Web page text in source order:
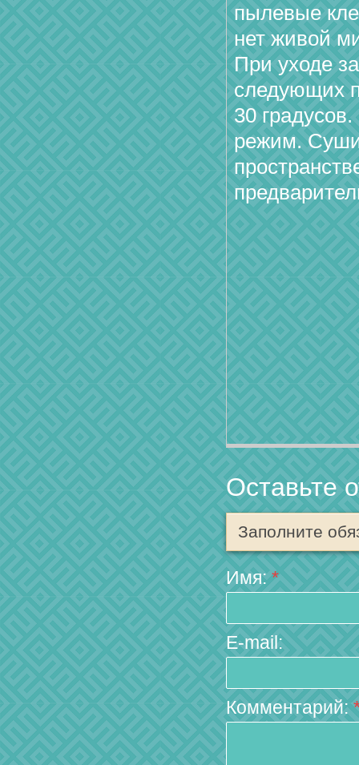
пылевые
нет живой
При уходе
следующих
30
режим.
Оставьте
Заполните
Имя:*
E-mail:
Комментарий: